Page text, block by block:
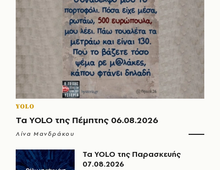
YOLO
Τα YOLO της Πέμπτης 06.08.2026
Λίνα Μανδράκου
Τα YOLO της Παρασκευής
07.08.2026